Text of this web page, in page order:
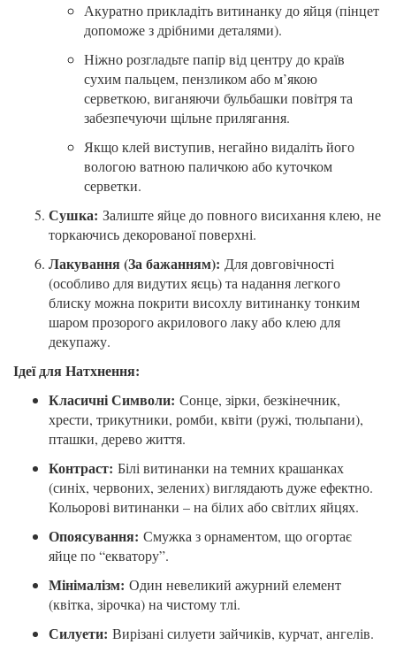
Акуратно прикладіть витинанку до яйця (пінцет
допоможе з дрібними деталями).
Ніжно розгладьте папір від центру до країв
сухим пальцем, пензликом або м’якою
серветкою, виганяючи бульбашки повітря та
забезпечуючи щільне прилягання.
Якщо клей виступив, негайно видаліть його
вологою ватною паличкою або куточком
серветки.
Сушка: Залиште яйце до повного висихання клею, не
торкаючись декорованої поверхні.
Лакування (За бажанням): Для довговічності
(особливо для видутих яєць) та надання легкого
блиску можна покрити висохлу витинанку тонким
шаром прозорого акрилового лаку або клею для
декупажу.
Ідеї для Натхнення:
Класичні Символи: Сонце, зірки, безкінечник,
хрести, трикутники, ромби, квіти (ружі, тюльпани),
пташки, дерево життя.
Контраст: Білі витинанки на темних крашанках
(синіх, червоних, зелених) виглядають дуже ефектно.
Кольорові витинанки – на білих або світлих яйцях.
Опоясування: Смужка з орнаментом, що огортає
яйце по “екватору”.
Мінімалізм: Один невеликий ажурний елемент
(квітка, зірочка) на чистому тлі.
Силуети: Вирізані силуети зайчиків, курчат, ангелів.